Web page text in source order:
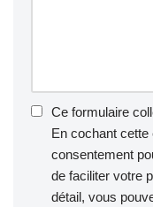
Ce formulaire
En cochant
consentement
de faciliter votre
détail, vous